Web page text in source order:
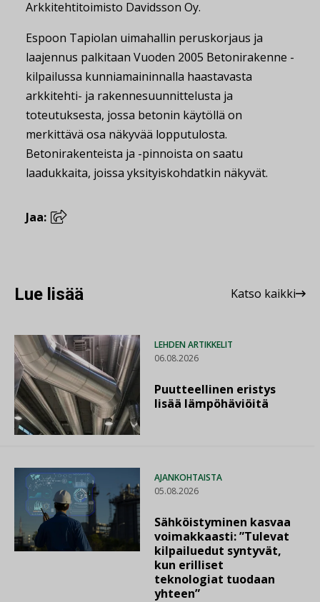
Arkkitehtitoimisto Davidsson Oy.
Espoon Tapiolan uimahallin peruskorjaus ja
laajennus palkitaan Vuoden 2005 Betonirakenne -
kilpailussa kunniamaininnalla haastavasta
arkkitehti- ja rakennesuunnittelusta ja
toteutuksesta, jossa betonin käytöllä on
merkittävä osa näkyvää lopputulosta.
Betonirakenteista ja -pinnoista on saatu
laadukkaita, joissa yksityiskohdatkin näkyvät.
Jaa:
Lue lisää Katso kaikki
LEHDEN ARTIKKELIT
06.08.2026
Puutteellinen eristys
lisää lämpöhäviöitä
AJANKOHTAISTA
05.08.2026
Sähköistyminen kasvaa
voimakkaasti: ”Tulevat
kilpailuedut syntyvät,
kun erilliset
teknologiat tuodaan
yhteen”